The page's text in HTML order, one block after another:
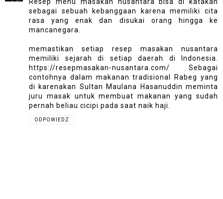
sebagai sebuah kebanggaan karena memiliki cita
rasa yang enak dan disukai orang hingga ke
mancanegara.
memastikan setiap resep masakan nusantara
memiliki sejarah di setiap daerah di Indonesia.
https://resepmasakan-nusantara.com/ Sebagai
contohnya dalam makanan tradisional Rabeg yang
di karenakan Sultan Maulana Hasanuddin meminta
juru masak untuk membuat makanan yang sudah
pernah beliau cicipi pada saat naik haji.
ODPOWIEDZ